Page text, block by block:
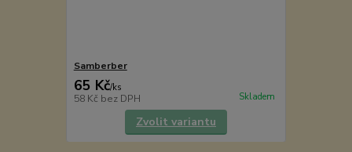
Samberber
65 Kč/ks
58 Kč bez DPH Skladem
Zvolit variantu